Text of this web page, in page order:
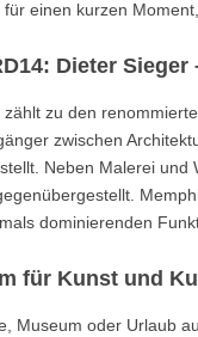
einen kurzen
Dieter
zählt zu den
zwischen
Neben Malerei
dominierenden
für Kunst und
Museum oder Urlaub